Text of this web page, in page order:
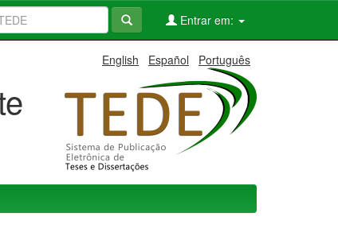
Entrar em:
English Español Português